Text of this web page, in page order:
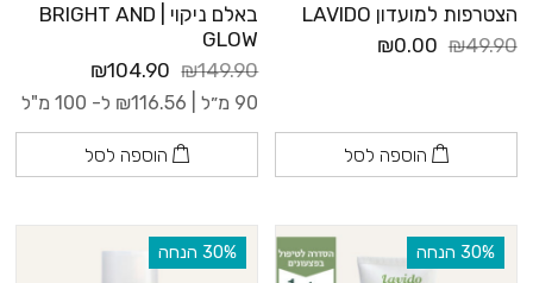
הצטרפות למועדון LAVIDO
₪49.90
₪0.00
הוספה לסל
באלם ניקוי | BRIGHT AND
GLOW
₪149.90
₪104.90
90 מ״ל | ₪116.56 ל- 100 מ"ל
הוספה לסל
‫30% הנחה ‫30% הנחה